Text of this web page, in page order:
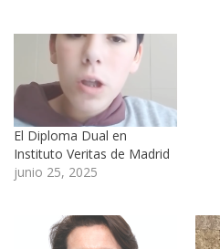
El Diploma Dual en
Instituto Veritas de Madrid
junio 25, 2025